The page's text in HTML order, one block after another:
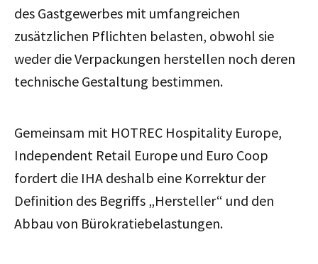
des Gastgewerbes mit umfangreichen
zusätzlichen Pflichten belasten, obwohl sie
weder die Verpackungen herstellen noch deren
technische Gestaltung bestimmen.
Gemeinsam mit HOTREC Hospitality Europe,
Independent Retail Europe und Euro Coop
fordert die IHA deshalb eine Korrektur der
Definition des Begriffs „Hersteller“ und den
Abbau von Bürokratiebelastungen.